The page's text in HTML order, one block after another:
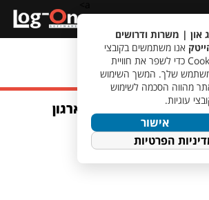
מעבר לחיפוש משרות
ופיתוח עסקי לארגון
און | משרות ודרושים
אנו משתמשים בקובצי
Cookie כדי לשפר את חוויית
שלך. המשך השימוש
מהווה הסכמה לשימוש
עוגיות.
אישור
הפרטיות